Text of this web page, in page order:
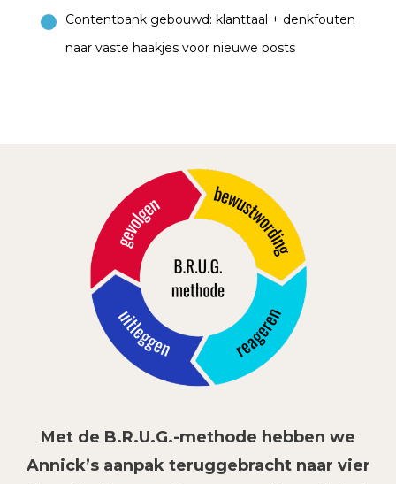
Contentbank gebouwd: klanttaal + denkfouten
naar vaste haakjes voor nieuwe posts
Met de B.R.U.G.-methode hebben we
Annick’s aanpak teruggebracht naar vier